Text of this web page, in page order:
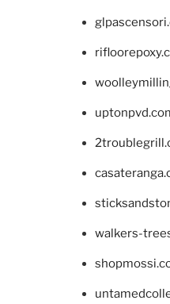
walkers-